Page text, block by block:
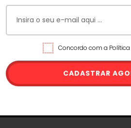
Concordo com a Política
CADASTRAR